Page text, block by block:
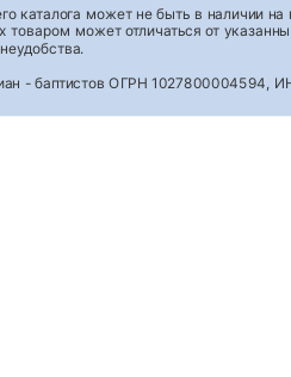
каталога может не быть в наличии на
может отличаться от
- баптистов ОГРН 1027800004594,